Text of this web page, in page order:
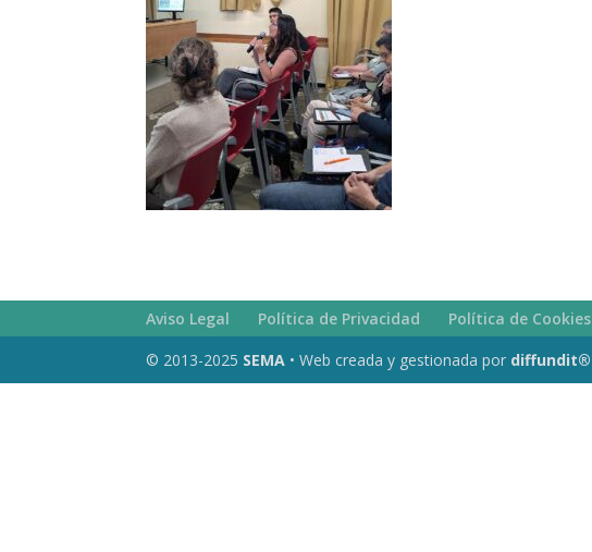
Aviso Legal Política de Privacidad
Política de Cookies
© 2013-2025 SEMA • Web creada y gestionada por diffundit®